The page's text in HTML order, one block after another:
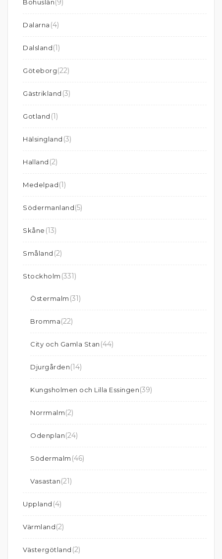
Bohuslän(9)
Dalarna (4)
Dalsland(1)
Göteborg(22)
Gästrikland (3)
Gotland (1)
Hälsingland (3)
Halland (2)
Medelpad(1)
Södermanland(5)
Skåne (13)
Småland (2)
Stockholm (331)
Östermalm (31)
Bromma(22)
City och Gamla Stan (44)
Djurgården(14)
Kungsholmen och Lilla Essingen(39)
Norrmalm(2)
Odenplan(24)
Södermalm (46)
Vasastan(21)
Uppland (4)
Värmland(2)
Västergötland (2)